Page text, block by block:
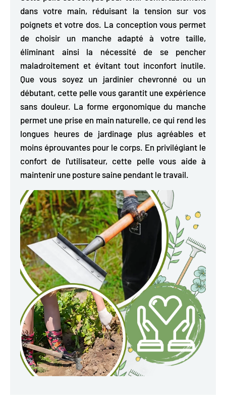
dans votre main, réduisant la tension sur vos
poignets et votre dos. La conception vous permet
de choisir un manche adapté à votre taille,
éliminant ainsi la nécessité de se pencher
maladroitement et évitant tout inconfort inutile.
Que vous soyez un jardinier chevronné ou un
débutant, cette pelle vous garantit une expérience
sans douleur. La forme ergonomique du manche
permet une prise en main naturelle, ce qui rend les
longues heures de jardinage plus agréables et
moins éprouvantes pour le corps. En privilégiant le
confort de l'utilisateur, cette pelle vous aide à
maintenir une posture saine pendant le travail.